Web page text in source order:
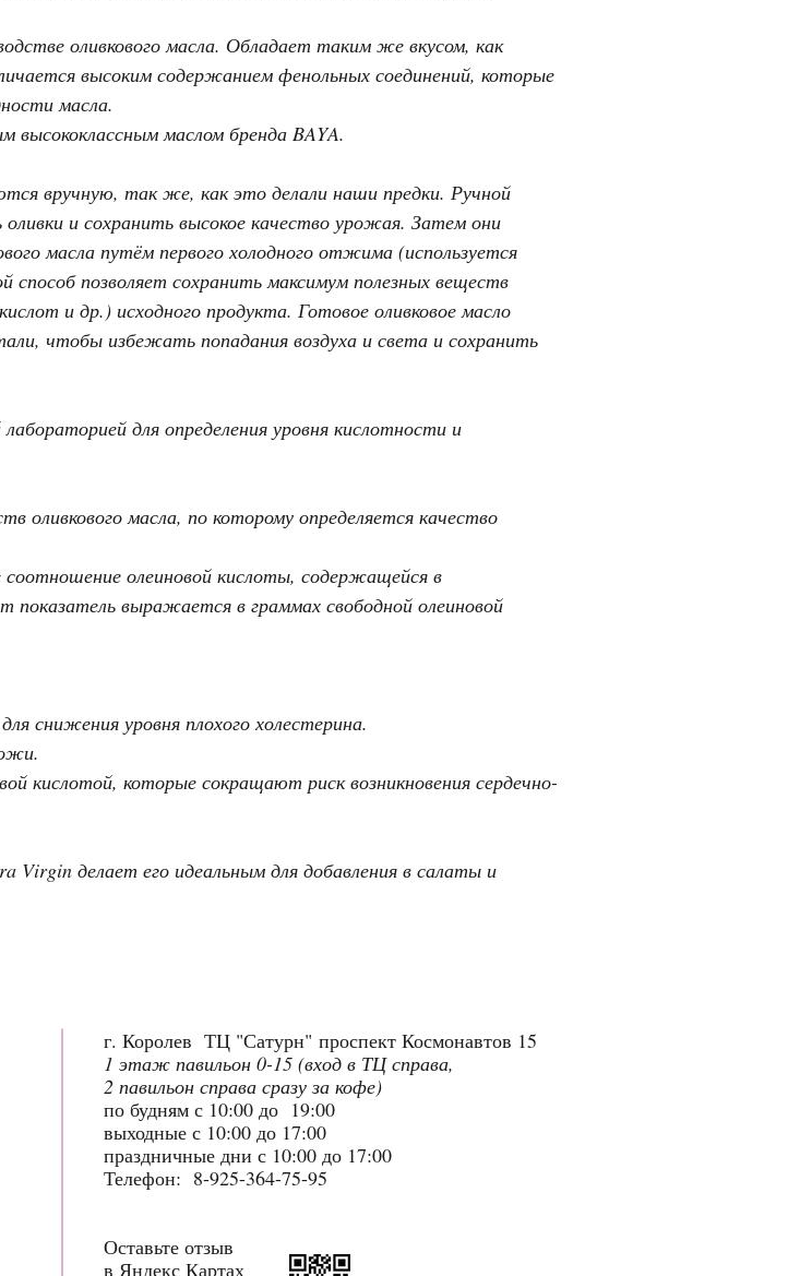
оливкового масла. Обладает таким же вкусом, как
высоким содержанием фенольных соединений, которые
масла.
высококлассным маслом бренда BAYA.
вручную, так же, как это делали наши предки. Ручной
и сохранить высокое качество урожая. Затем они
масла путём первого холодного отжима (используется
способ позволяет сохранить максимум полезных веществ
и др.) исходного продукта. Готовое оливковое масло
чтобы избежать попадания воздуха и света и сохранить
для определения уровня кислотности и
оливкового масла, по которому определяется качество
олеиновой кислоты, содержащейся в
показатель выражается в граммах свободной олеиновой
снижения уровня плохого холестерина.
кислотой, которые сокращают риск возникновения сердечно-
Virgin делает его идеальным для добавления в салаты и
г. Королев ТЦ "Сатурн" проспект Космонавтов 15
1 этаж павильон 0-15 (вход в ТЦ справа,
2 павильон справа сразу за кофе)
по будням с 10:00 до 19:00
выходные с 10:00 до 17:00
праздничные дни с 10:00 до 17:00
Телефон: 8-925-364-75-95
Оставьте отзыв
в Яндекс Картах